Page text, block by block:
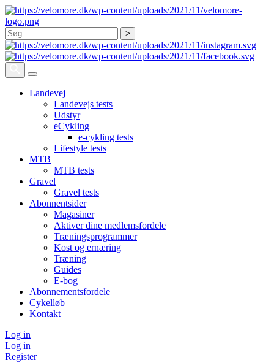
Søg
Landevej
Landevejs tests
Udstyr
eCykling
e-cykling tests
Lifestyle tests
MTB
MTB tests
Gravel
Gravel tests
Abonnentsider
Magasiner
Aktiver dine medlemsfordele
Træningsprogrammer
Kost og ernæring
Træning
Guides
E-bog
Abonnementsfordele
Cykelløb
Kontakt
Log in
Log in
Register